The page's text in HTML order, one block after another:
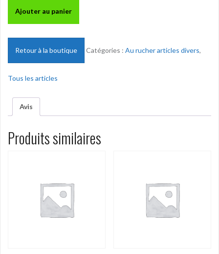
de
Pointes
tête
30
1,5
gr
Ajouter au panier
Retour à la boutique Catégories : Au rucher articles divers,
Tous les articles
Avis
Produits similaires